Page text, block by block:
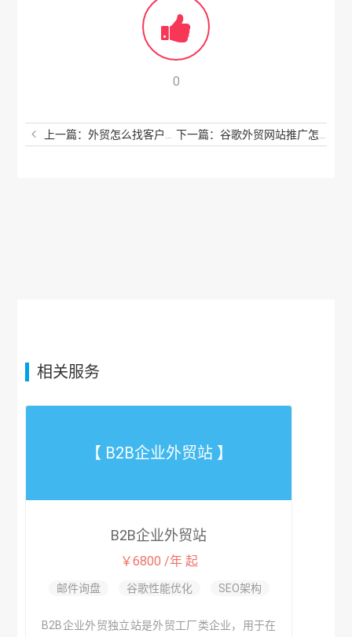
0
上一篇：外贸怎么找客户资源？这些我可不告诉别人
相关服务
【 B2B企业外贸站 】
B2B企业外贸站
￥6800 /年 起
邮件询盘 谷歌性能优化 SEO架构
B2B企业外贸独立站是外贸工厂类企业，用于在